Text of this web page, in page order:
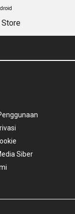
Siber